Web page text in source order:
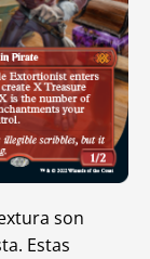
son
Estas